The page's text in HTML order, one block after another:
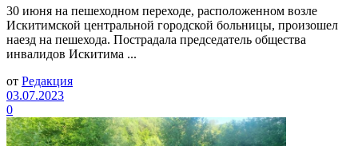
30 июня на пешеходном переходе, расположенном возле
Искитимской центральной городской больницы, произошел
наезд на пешехода. Пострадала председатель общества
инвалидов Искитима ...
от Редакция
03.07.2023
0